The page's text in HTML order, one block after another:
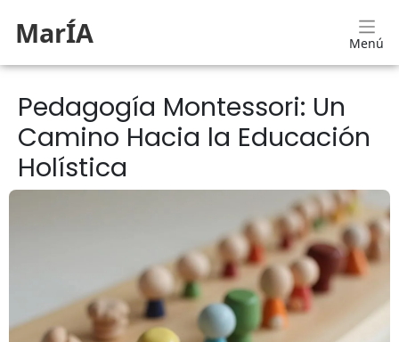
MarÍA Menú
Pedagogía Montessori: Un
Camino Hacia la Educación
Holística